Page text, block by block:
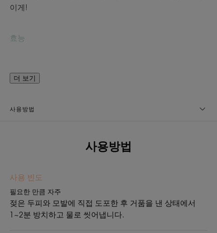
이게!
효능
92% : 손쉬운 스타일링³
텍스처
텍스처의 장점
섬세한 거품이 나는 영양 가득 텍스처
더 보기
사용방법
사용방법
사용 빈도
필요한 만큼 자주
젖은 두피와 모발에 직접 도포한 후 거품을 낸 상태에서
1~2분 방치하고 물로 씻어냅니다.